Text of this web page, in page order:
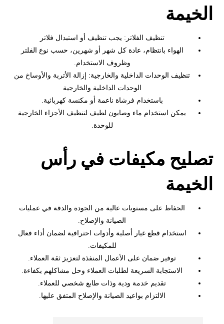
الخيمة
تنظيف الفلاتر: يجب تنظيف أو استبدال فلاتر
الهواء بانتظام، عادة كل شهر أو شهرين، حسب نوع الفلتر
وظروف الاستخدام.
تنظيف الوحدات الداخلية والخارجية: إزالة الأتربة والأوساخ من
الوحدات الداخلية والخارجية
باستخدام فرشاة ناعمة أو مكنسة كهربائية.
يمكن استخدام ماء وصابون لطيف لتنظيف الأجزاء الخارجية
للوحدة.
تصليح مكيفات في رأس
الخيمة
الحفاظ على مستويات عالية من الجودة والدقة في عمليات
الصيانة والإصلاح.
استخدام قطع غيار أصلية وأدوات احترافية لضمان أداء فعال
للمكيفات.
توفير ضمان على الأعمال المنفذة لتعزيز ثقة العملاء.
الاستجابة السريعة لطلبات العملاء وحل مشاكلهم بكفاءة.
تقديم خدمة ودية وذات طابع شخصي للعملاء.
الالتزام بواعيد الصيانة والإصلاح المتفق عليها.